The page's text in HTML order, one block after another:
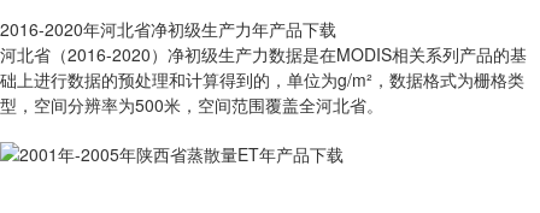
2016-2020年河北省净初级生产力年产品下载
河北省（2016-2020）净初级生产力数据是在MODIS相关系列产品的基
础上进行数据的预处理和计算得到的，单位为g/m²，数据格式为栅格类
型，空间分辨率为500米，空间范围覆盖全河北省。